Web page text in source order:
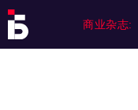
商业杂志: